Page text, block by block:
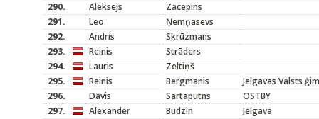
290.
Aleksejs
Zacepins
291.
Leo
Ņemņasevs
292.
Andris
Skrūzmans
293.
Reinis
Strāders
294.
Lauris
Zeltiņš
295.
Reinis Bergmanis
Jelgavas Valsts
296.
Dāvis Sārtaputns
OSTBY
297.
Alexander Budzin
Jelgava